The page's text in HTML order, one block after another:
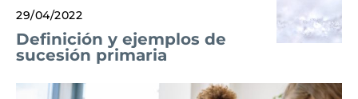
29/04/2022
Definición y ejemplos de
sucesión primaria